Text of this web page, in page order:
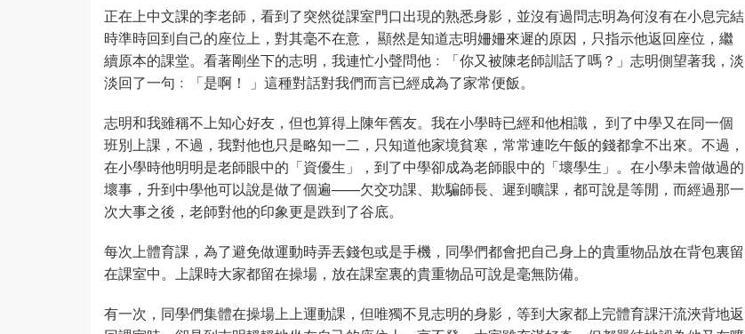
正在上中文課的李老師，看到了突然從課室門口出現的熟悉身影，並沒有過問志明為何沒有在小息完結
時準時回到自己的座位上，對其毫不在意， 顯然是知道志明姍姍來遲的原因，只指示他返回座位，繼
續原本的課堂。看著剛坐下的志明，我連忙小聲問他﹕「你又被陳老師訓話了嗎？」志明側望著我，淡
淡回了一句﹕「是啊！ 」這種對話對我們而言已經成為了家常便飯。
志明和我雖稱不上知心好友，但也算得上陳年舊友。我在小學時已經和他相識， 到了中學又在同一個
班別上課，不過，我對他也只是略知一二，只知道他家境貧寒，常常連吃午飯的錢都拿不出來。不過，
在小學時他明明是老師眼中的「資優生」，到了中學卻成為老師眼中的「壞學生」。在小學未曾做過的
壞事，升到中學他可以說是做了個遍——欠交功課、欺騙師長、遲到曠課，都可說是等閒，而經過那一
次大事之後，老師對他的印象更是跌到了谷底。
每次上體育課，為了避免做運動時弄丟錢包或是手機，同學們都會把自己身上的貴重物品放在背包裏留
在課室中。上課時大家都留在操場，放在課室裏的貴重物品可說是毫無防備。
有一次，同學們集體在操場上上運動課，但唯獨不見志明的身影，等到大家都上完體育課汗流浹背地返